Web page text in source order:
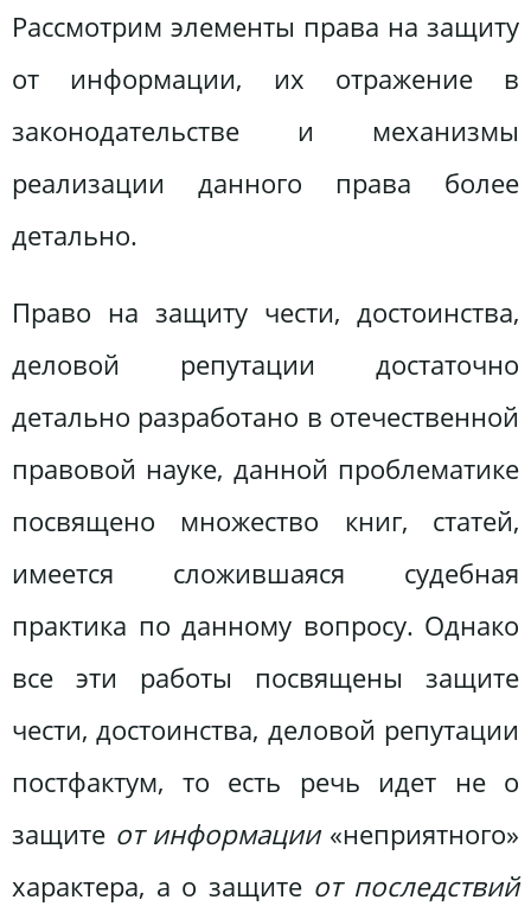
Рассмотрим элементы права на защиту
от информации, их отражение в
законодательстве и механизмы
реализации данного права более
детально.
Право на защиту чести, достоинства,
деловой репутации достаточно
детально разработано в отечественной
правовой науке, данной проблематике
посвящено множество книг, статей,
имеется сложившаяся судебная
практика по данному вопросу. Однако
все эти работы посвящены защите
чести, достоинства, деловой репутации
постфактум, то есть речь идет не о
защите от информации«неприятного»
характера, а о защите от последствий